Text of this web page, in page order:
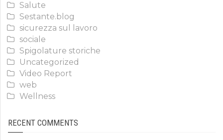
Salute
Sestante.blog
sicurezza sul lavoro
sociale
Spigolature storiche
Uncategorized
Video Report
web
Wellness
RECENT COMMENTS